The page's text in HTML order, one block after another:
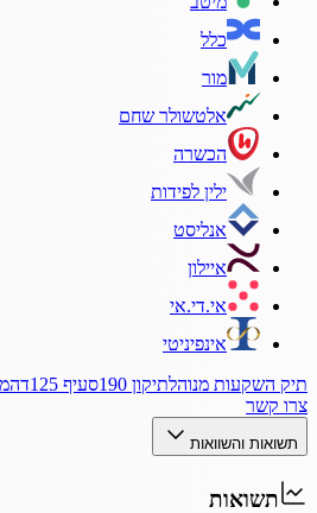
כלל
מור
אלטשולר שחם
הכשרה
ילין לפידות
אנליסט
איילון
אי.די.אי
אינפיניטי
תיק השקעות מנוהלתיקון 190 סעיף 125ד
צרו קשר
תשואות והשוואות
תשואות